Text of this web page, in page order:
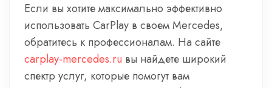
Если вы хотите максимально эффективно
использовать CarPlay в своем Mercedes,
обратитесь к профессионалам. На сайте
carplay-mercedes.ru вы найдете широкий
спектр услуг, которые помогут вам